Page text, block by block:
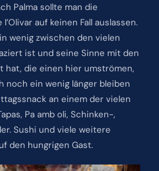
Palma sollte man die
auf keinen Fall auslassen.
wenig zwischen den vielen
ist und seine Sinne mit den
hat, die einen hier umströmen,
noch ein wenig länger bleiben
an einem der vielen
Pa amb oli, Schinken-,
Sushi und viele weitere
den hungrigen Gast.